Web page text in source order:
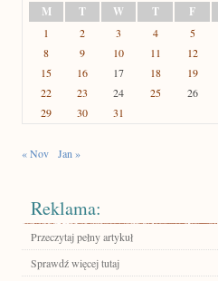
M
T W T F
1 2 3 4 5
8
9 10 11 12
15
16 17 18 19
22
23 24 25 26
29
30 31
« Nov Jan »
Reklama:
Przeczytaj pełny artykuł
Sprawdź więcej tutaj